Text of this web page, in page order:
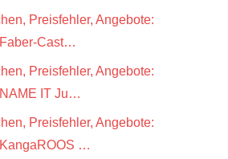
Preisfehler, Angebote:
Cast…
Preisfehler, Angebote:
IT Ju…
Preisfehler, Angebote:
…